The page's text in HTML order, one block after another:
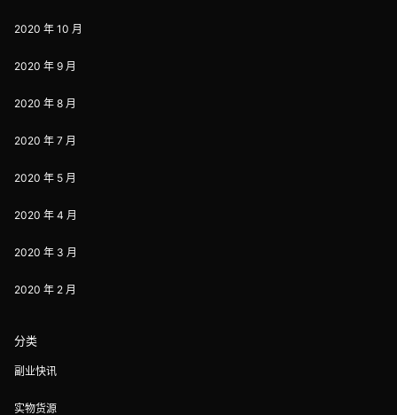
2020 年 10 月
2020 年 9 月
2020 年 8 月
2020 年 7 月
2020 年 5 月
2020 年 4 月
2020 年 3 月
2020 年 2 月
分类
副业快讯
实物货源